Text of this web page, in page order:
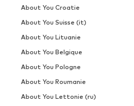
About You Croatie
About You Suisse (it)
About You Lituanie
About You Belgique
About You Pologne
About You Roumanie
About You Lettonie (ru)